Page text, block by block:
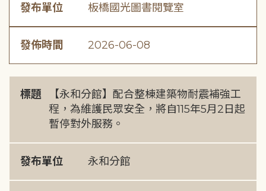
發布單位 板橋國光圖書閱覽室
發佈時間 2026-06-08
標題
【永和分館】配合整棟建築物耐震補強工
程，為維護民眾安全，將自115年5月2日起
暫停對外服務。
發布單位 永和分館